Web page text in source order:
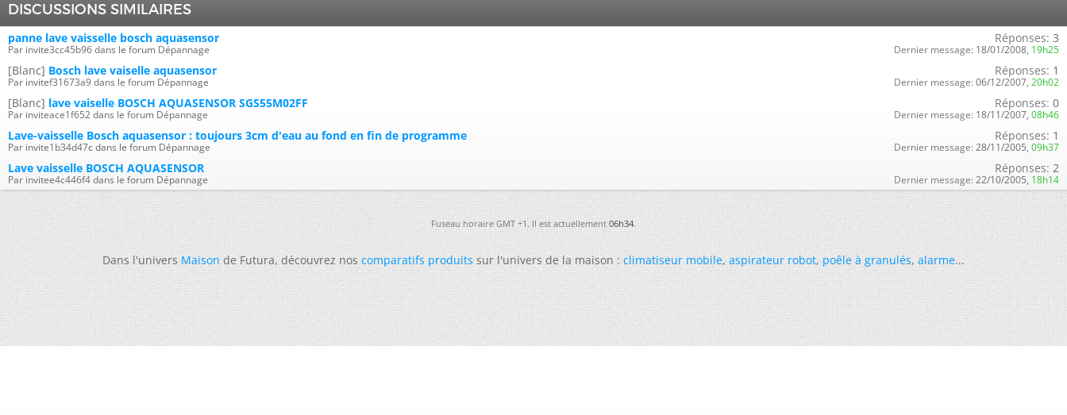
DISCUSSIONS SIMILAIRES
panne lave vaisselle bosch aquasensor
Par invite3cc45b96 dans le forum Dépannage
Réponses: 3
Dernier message: 18/01/2008, 19h25
[Blanc] Bosch lave vaiselle aquasensor
Par invitef31673a9 dans le forum Dépannage
Réponses: 1
Dernier message: 06/12/2007, 20h02
[Blanc] lave vaiselle BOSCH AQUASENSOR SGS55M02FF
Par inviteace1f652 dans le forum Dépannage
Réponses: 0
Dernier message: 18/11/2007, 08h46
Lave-vaisselle Bosch aquasensor : toujours 3cm d'eau au fond en fin de programme
Par invite1b34d47c dans le forum Dépannage
Réponses: 1
Dernier message: 28/11/2005, 09h37
Lave vaisselle BOSCH AQUASENSOR
Par invitee4c446f4 dans le forum Dépannage
Réponses: 2
Dernier message: 22/10/2005, 18h14
Fuseau horaire GMT +1. Il est actuellement06h34.
Dans l'universMaisonde Futura, découvrez noscomparatifs produitssur l'univers de la maison :climatiseur mobile,aspirateur robot,poêle à granulés,alarme...